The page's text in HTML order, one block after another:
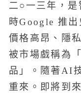
二○一三年，是
時Google 推出
價格高昂、隱
被市場戲稱為
品」。隨著AI
重來。即將到